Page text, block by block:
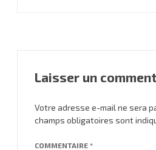
Laisser un
Votre adresse e-mail ne sera
champs obligatoires sont
COMMENTAIRE *